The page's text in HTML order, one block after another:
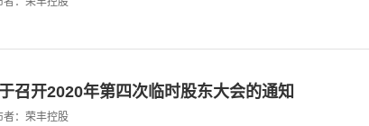
召开2020年第四次临时股东大会的通知
者：荣丰控股